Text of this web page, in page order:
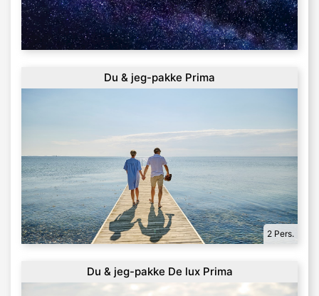
Du & jeg-pakke Prima
2 Pers.
Du & jeg-pakke De lux Prima